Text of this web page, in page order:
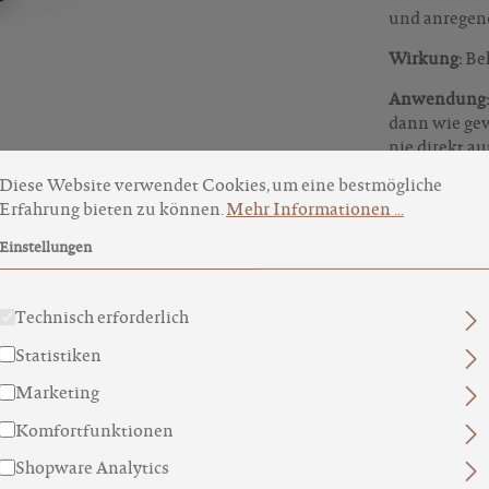
und
Wirkung:
Anwendung:
dann wie
nie direkt
auch mit
werden.
Bei
WEITERE
Voreinstellungen
Website verwendet Cookies, um eine bestmögliche
Diese Website verwendet Cookies, um eine bestmögliche
Erfahrung bieten zu können.Mehr Informationen ...
Einstellungen
Technisch erforderlich
Statistiken
Marketing
Komfortfunktionen
Shopware Analytics